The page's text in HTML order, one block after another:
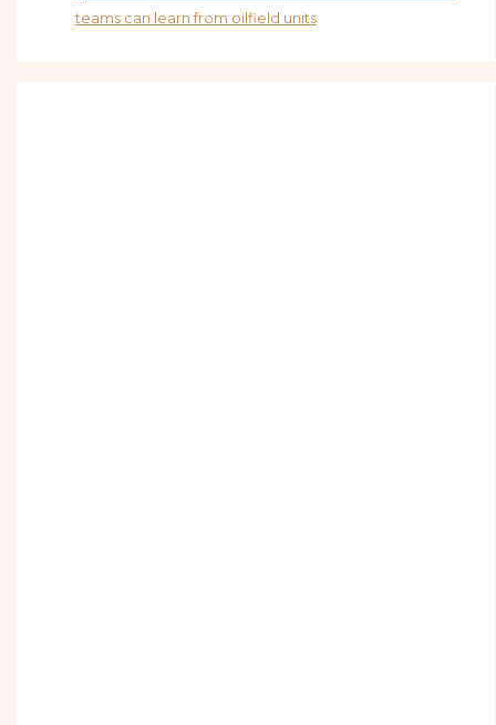
teams can learn from oilfield units